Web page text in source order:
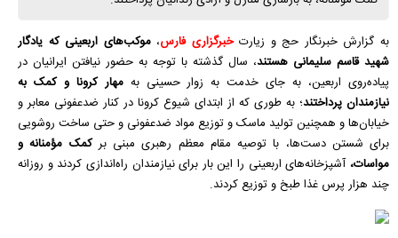
به گزارش خبرنگار حج و زیارتخبرگزاری فارس،موکب‌های اربعینی که یادگار
شهید قاسم سلیمانی هستند، سال گذشته با توجه به حضور نیافتن ایرانیان در
پیاده‌روی اربعین، به جای خدمت به زوار حسینی بهمهارکرونا و کمک به
نیازمندان پرداختند؛ به طوری که از ابتدای شیوع کرونا در کنار ضدعفونی معابر و
خیابان‌ها و همچنین تولید ماسک و توزیع مواد ضدعفونی و حتی ساخت روشویی
برای شستن دست‌ها، با توصیه مقام معظم رهبری مبنی برکمک مؤمنانه و
مواسات، آشپزخانه‌های اربعینی را این بار برای نیازمندان راه‌اندازی کردند و روزانه
چند هزار پرس غذا طبخ و توزیع کردند.